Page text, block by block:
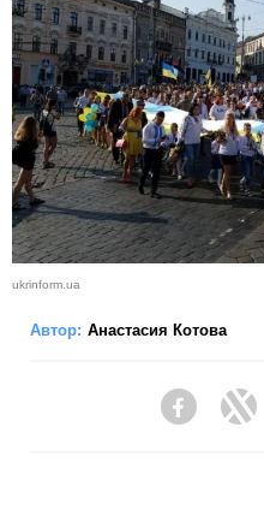
ukrinform.ua
Автор: Анастасия Котова
Facebook